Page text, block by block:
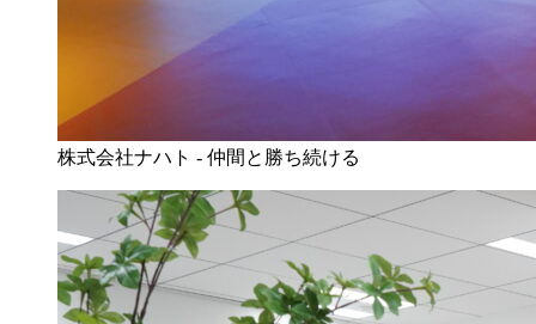
株式会社ナハト - 仲間と勝ち続ける